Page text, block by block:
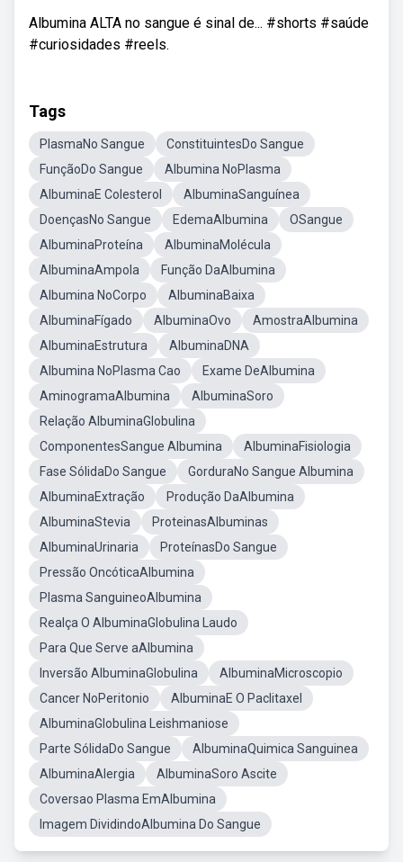
Albumina ALTA no sangue é sinal de... #shorts #saúde
#curiosidades #reels.
Tags
PlasmaNo Sangue
ConstituintesDo Sangue
FunçãoDo Sangue
Albumina NoPlasma
AlbuminaE Colesterol
AlbuminaSanguínea
DoençasNo Sangue
EdemaAlbumina
OSangue
AlbuminaProteína
AlbuminaMolécula
AlbuminaAmpola
Função DaAlbumina
Albumina NoCorpo
AlbuminaBaixa
AlbuminaFígado
AlbuminaOvo
AmostraAlbumina
AlbuminaEstrutura
AlbuminaDNA
Albumina NoPlasma Cao
Exame DeAlbumina
AminogramaAlbumina
AlbuminaSoro
Relação AlbuminaGlobulina
ComponentesSangue Albumina
AlbuminaFisiologia
Fase SólidaDo Sangue
GorduraNo Sangue Albumina
AlbuminaExtração
Produção DaAlbumina
AlbuminaStevia
ProteinasAlbuminas
AlbuminaUrinaria
ProteínasDo Sangue
Pressão OncóticaAlbumina
Plasma SanguineoAlbumina
Realça O AlbuminaGlobulina Laudo
Para Que Serve aAlbumina
Inversão AlbuminaGlobulina
AlbuminaMicroscopio
Cancer NoPeritonio
AlbuminaE O Paclitaxel
AlbuminaGlobulina Leishmaniose
Parte SólidaDo Sangue
AlbuminaQuimica Sanguinea
AlbuminaAlergia
AlbuminaSoro Ascite
Coversao Plasma EmAlbumina
Imagem DividindoAlbumina Do Sangue